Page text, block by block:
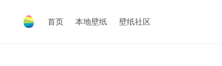
首页 本地壁纸 壁纸社区